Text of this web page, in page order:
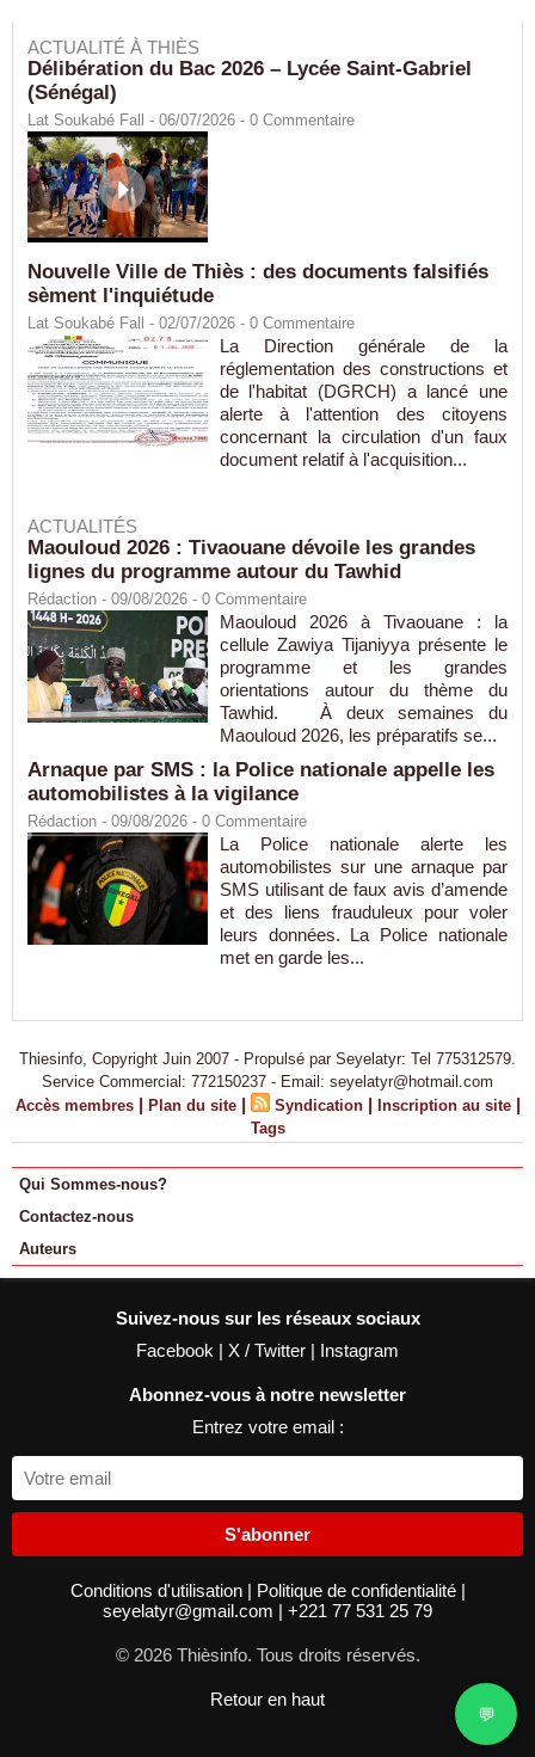
ACTUALITÉ À THIÈS
Délibération du Bac 2026 – Lycée Saint-Gabriel
(Sénégal)
Lat Soukabé Fall - 06/07/2026 - 0 Commentaire
Nouvelle Ville de Thiès : des documents falsifiés
sèment l'inquiétude
Lat Soukabé Fall - 02/07/2026 - 0 Commentaire
La Direction générale de la
réglementation des constructions et
de l'habitat (DGRCH) a lancé une
alerte à l'attention des citoyens
concernant la circulation d'un faux
document relatif à l'acquisition...
ACTUALITÉS
Maouloud 2026 : Tivaouane dévoile les grandes
lignes du programme autour du Tawhid
Rédaction - 09/08/2026 - 0 Commentaire
Maouloud 2026 à Tivaouane : la
cellule Zawiya Tijaniyya présente le
programme et les grandes
orientations autour du thème du
Tawhid. À deux semaines du
Maouloud 2026, les préparatifs se...
Arnaque par SMS : la Police nationale appelle les
automobilistes à la vigilance
Rédaction - 09/08/2026 - 0 Commentaire
La Police nationale alerte les
automobilistes sur une arnaque par
SMS utilisant de faux avis d’amende
et des liens frauduleux pour voler
leurs données. La Police nationale
met en garde les...
Thiesinfo, Copyright Juin 2007 - Propulsé par Seyelatyr: Tel 775312579.
Service Commercial: 772150237 - Email: seyelatyr@hotmail.com
Accès membres | Plan du site | Syndication | Inscription au site |
Tags
Qui Sommes-nous?
Contactez-nous
Auteurs
Suivez-nous sur les réseaux sociaux
Facebook | X / Twitter | Instagram
Abonnez-vous à notre newsletter
Entrez votre email :
S'abonner
Conditions d'utilisation | Politique de confidentialité |
seyelatyr@gmail.com | +221 77 531 25 79
© 2026 Thièsinfo. Tous droits réservés.
Retour en haut
💬